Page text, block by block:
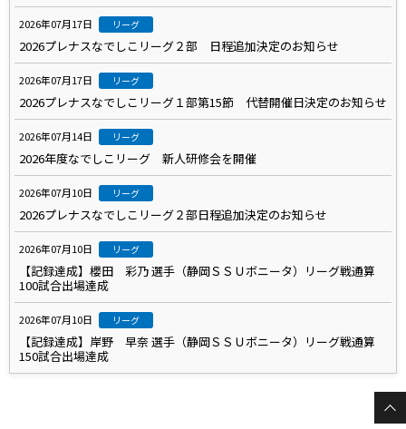
2026年07月17日 リーグ
2026プレナスなでしこリーグ２部 日程追加決定のお知らせ
2026年07月17日 リーグ
2026プレナスなでしこリーグ１部第15節 代替開催日決定のお知らせ
2026年07月14日 リーグ
2026年度なでしこリーグ 新人研修会を開催
2026年07月10日 リーグ
2026プレナスなでしこリーグ２部日程追加決定のお知らせ
2026年07月10日 リーグ
【記録達成】櫻田 彩乃 選手（静岡ＳＳＵボニータ）リーグ戦通算
100試合出場達成
2026年07月10日 リーグ
【記録達成】岸野 早奈 選手（静岡ＳＳＵボニータ）リーグ戦通算
150試合出場達成